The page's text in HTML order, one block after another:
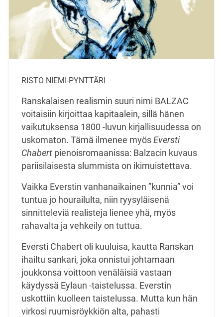
RISTO NIEMI-PYNTTÄRI
Ranskalaisen realismin suuri nimi BALZAC
voitaisiin kirjoittaa kapitaalein, sillä hänen
vaikutuksensa 1800 -luvun kirjallisuudessa on
uskomaton. Tämä ilmenee myösEversti
Chabertpienoisromaanissa: Balzacin kuvaus
pariisilaisesta slummista on ikimuistettava.
Vaikka Everstin vanhanaikainen ”kunnia” voi
tuntua jo hourailulta, niin ryysyläisenä
sinnitteleviä realisteja lienee yhä, myös
rahavalta ja vehkeily on tuttua.
Eversti Chabert oli kuuluisa, kautta Ranskan
ihailtu sankari, joka onnistui johtamaan
joukkonsa voittoon venäläisiä vastaan
käydyssä Eylaun -taistelussa. Everstin
uskottiin kuolleen taistelussa. Mutta kun hän
virkosi ruumisröykkiön alta, pahasti